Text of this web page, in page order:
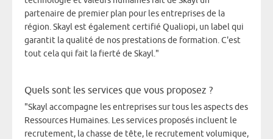
partenaire de premier plan pour les entreprises de la
région. Skayl est également certifié Qualiopi, un label qui
garantit la qualité de nos prestations de formation. C'est
tout cela qui fait la fierté de Skayl."
Quels sont les services que vous proposez ?
"Skayl accompagne les entreprises sur tous les aspects des
Ressources Humaines. Les services proposés incluent le
recrutement, la chasse de tête, le recrutement volumique,